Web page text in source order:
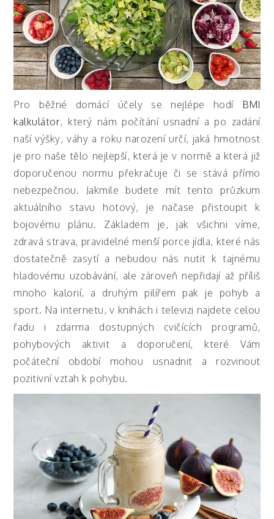
Pro běžné domácí účely se nejlépe hodí BMI
kalkulátor, který nám počítání usnadní a po zadání
naší výšky, váhy a roku narození určí, jaká hmotnost
je pro naše tělo nejlepší, která je v normě a která již
doporučenou normu překračuje či se stává přímo
nebezpečnou. Jakmile budete mít tento průzkum
aktuálního stavu hotový, je načase přistoupit k
bojovému plánu. Základem je, jak všichni víme,
zdravá strava, pravidelné menší porce jídla, které nás
dostatečně zasytí a nebudou nás nutit k tajnému
hladovému uzobávání, ale zároveň nepřidají až příliš
mnoho kalorií, a druhým pilířem pak je pohyb a
sport. Na internetu, v knihách i televizi najdete celou
řadu i zdarma dostupných cvičících programů,
pohybových aktivit a doporučení, které Vám
počáteční období mohou usnadnit a rozvinout
pozitivní vztah k pohybu.